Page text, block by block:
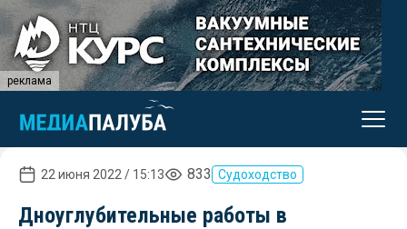
реклама
22 июня 2022 / 15:13 833 Судоходство
Дноуглубительные работы в